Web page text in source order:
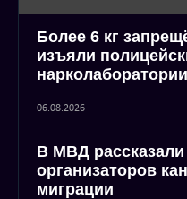
Более 6 кг
изъяли
06.08.2026
В МВД
организаторов
миграции